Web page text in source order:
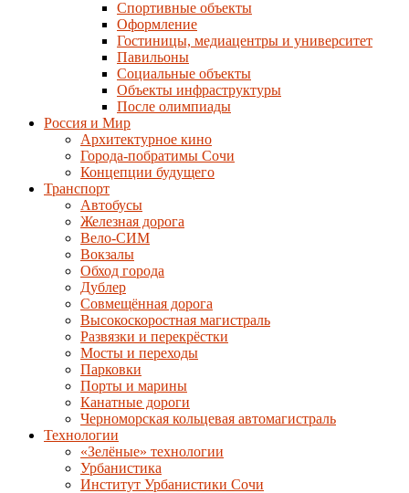
Спортивные объекты
Оформление
Гостиницы, медиацентры и университет
Павильоны
Социальные объекты
Объекты инфраструктуры
После олимпиады
Россия и Мир
Архитектурное кино
Города-побратимы Сочи
Концепции будущего
Транспорт
Автобусы
Железная дорога
Вело-СИМ
Вокзалы
Обход города
Дублер
Совмещённая дорога
Высокоскоростная магистраль
Развязки и перекрёстки
Мосты и переходы
Парковки
Порты и марины
Канатные дороги
Черноморская кольцевая автомагистраль
Технологии
«Зелёные» технологии
Урбанистика
Институт Урбанистики Сочи